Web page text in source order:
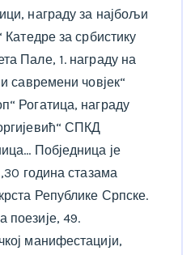
награду за најбољи
за србистику
Пале, 1. награду на
савремени човјек“
Рогатица, награду
СПКД
Побједница је
година стазама
Републике Српске.
поезије, 49.
манифестацији,